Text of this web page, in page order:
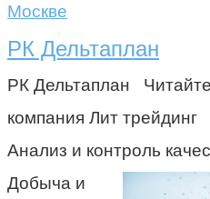
Москве
РК Дельтаплан
РК Дельтаплан
компания Лит трейдинг
Анализ и контроль
Добыча и